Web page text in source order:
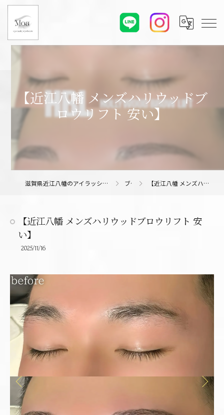
【近江八幡 メンズハリウッドブ
ロウリフト 安い】
滋賀県近江八幡のアイラッシュサロンならMoa eyelash/eyebrow ブログ 【近江八幡 メンズハリウッドブロウリフト 安い】
【近江八幡 メンズハリウッドブロウリフト 安
い】
2025/11/16